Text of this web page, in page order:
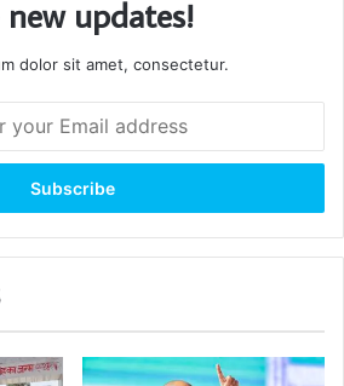
updates!
dolor sit amet, consectetur.